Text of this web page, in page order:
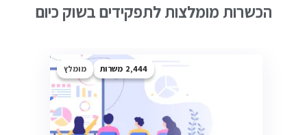
הכשרות מומלצות לתפקידים בשוק כיום
2,444 מומלץ